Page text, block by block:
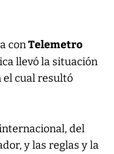
conTelemetro
llevó la situación
el cual resultó
del
y las reglas y la